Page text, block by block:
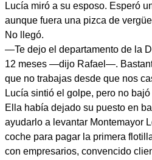
Lucía miró a su esposo. Esperó
aunque fuera una pizca de
No llegó.
—Te dejo el departamento de la
12 meses —dijo Rafael—.
que no trabajas desde que nos
Lucía sintió el golpe, pero no bajó
Ella había dejado su puesto en
ayudarlo a levantar Montemayor
coche para pagar la primera
con empresarios, convencido